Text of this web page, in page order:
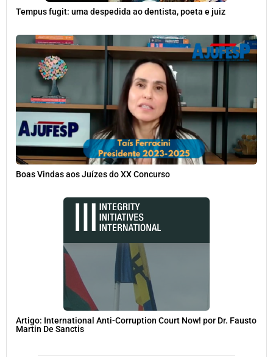
Tempus fugit: uma despedida ao dentista, poeta e juiz
Boas Vindas aos Juízes do XX Concurso
Artigo: International Anti-Corruption Court Now! por Dr. Fausto
Martin De Sanctis